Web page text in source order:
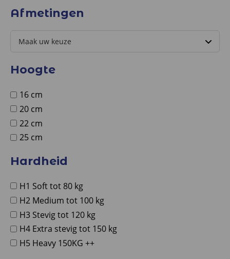
Afmetingen
Hoogte
16 cm
20 cm
22 cm
25 cm
Hardheid
H1 Soft tot 80 kg
H2 Medium tot 100 kg
H3 Stevig tot 120 kg
H4 Extra stevig tot 150 kg
H5 Heavy 150KG ++